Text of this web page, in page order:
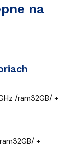
na
/ram32GB/ +
+